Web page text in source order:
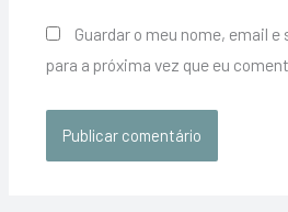
Guardar o meu nome, email
para a próxima vez que eu